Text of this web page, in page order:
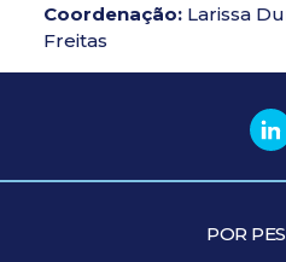
Coordenação: Larissa
Freitas
POR